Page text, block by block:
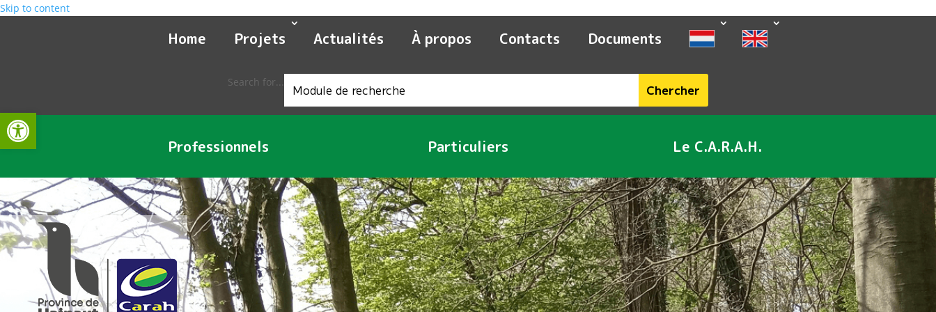
Skip to content
Ouvrir la barre d’outils
Home Projets Actualités À propos Contacts Documents
Search for...
Professionnels Particuliers Le C.A.R.A.H.